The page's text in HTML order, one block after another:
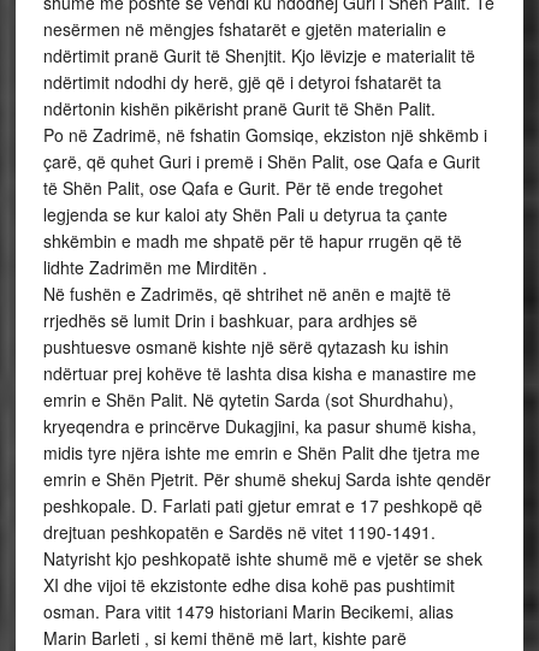
nesërmen në mëngjes fshatarët e gjetën materialin e
ndërtimit pranë Gurit të Shenjtit. Kjo lëvizje e materialit të
ndërtimit ndodhi dy herë, gjë që i detyroi fshatarët ta
ndërtonin kishën pikërisht pranë Gurit të Shën Palit.
Po në Zadrimë, në fshatin Gomsiqe, ekziston një shkëmb i
çarë, që quhet Guri i premë i Shën Palit, ose Qafa e Gurit
të Shën Palit, ose Qafa e Gurit. Për të ende tregohet
legjenda se kur kaloi aty Shën Pali u detyrua ta çante
shkëmbin e madh me shpatë për të hapur rrugën që të
lidhte Zadrimën me Mirditën .
Në fushën e Zadrimës, që shtrihet në anën e majtë të
rrjedhës së lumit Drin i bashkuar, para ardhjes së
pushtuesve osmanë kishte një sërë qytazash ku ishin
ndërtuar prej kohëve të lashta disa kisha e manastire me
emrin e Shën Palit. Në qytetin Sarda (sot Shurdhahu),
kryeqendra e princërve Dukagjini, ka pasur shumë kisha,
midis tyre njëra ishte me emrin e Shën Palit dhe tjetra me
emrin e Shën Pjetrit. Për shumë shekuj Sarda ishte qendër
peshkopale. D. Farlati pati gjetur emrat e 17 peshkopë që
drejtuan peshkopatën e Sardës në vitet 1190-1491.
Natyrisht kjo peshkopatë ishte shumë më e vjetër se shek
XI dhe vijoi të ekzistonte edhe disa kohë pas pushtimit
osman. Para vitit 1479 historiani Marin Becikemi, alias
Marin Barleti , si kemi thënë më lart, kishte parë